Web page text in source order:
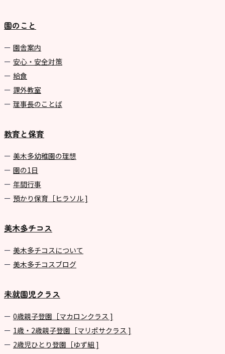
園のこと
園舎案内
安心・安全対策
給食
課外教室
理事長のことば
教育と保育
美⽊多幼稚園の理想
園の1⽇
年間⾏事
預かり保育［ヒラソル ]
美木多チコス
美⽊多チコスについて
美⽊多チコスブログ
未就園児クラス
0歳親子登園［マカロンクラス ]
1歳・2歳親子登園［マリポサクラス ]
2歳児ひとり登園［ゆず組 ]
学校法⼈諏訪森学園 諏訪森幼稚
園
⼤阪府私⽴幼稚園連盟
社会福祉法人野田福祉会